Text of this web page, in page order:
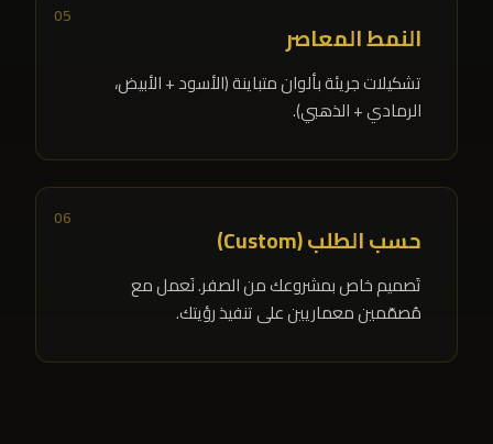
05
النمط المعاصر
تشكيلات جريئة بألوان متباينة (الأسود + الأبيض،
الرمادي + الذهبي).
06
حسب الطلب (Custom)
تَصميم خاص بمشروعك من الصفر. نَعمل مع
مُصمّمين معماريين على تنفيذ رؤيتك.